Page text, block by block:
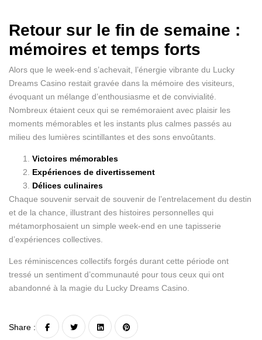
Retour sur le fin de semaine :
mémoires et temps forts
Alors que le week-end s’achevait, l’énergie vibrante du Lucky
Dreams Casino restait gravée dans la mémoire des visiteurs,
évoquant un mélange d’enthousiasme et de convivialité.
Nombreux étaient ceux qui se remémoraient avec plaisir les
moments mémorables et les instants plus calmes passés au
milieu des lumières scintillantes et des sons envoûtants.
Victoires mémorables
Expériences de divertissement
Délices culinaires
Chaque souvenir servait de souvenir de l’entrelacement du destin
et de la chance, illustrant des histoires personnelles qui
métamorphosaient un simple week-end en une tapisserie
d’expériences collectives.
Les réminiscences collectifs forgés durant cette période ont
tressé un sentiment d’communauté pour tous ceux qui ont
abandonné à la magie du Lucky Dreams Casino.
Share :